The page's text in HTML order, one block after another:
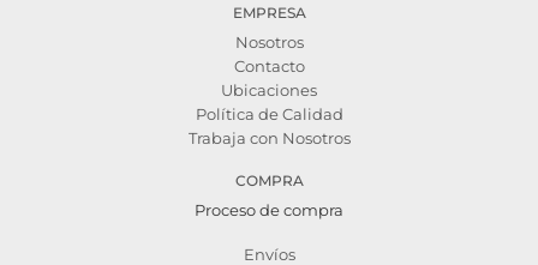
EMPRESA
Nosotros
Contacto
Ubicaciones
Política de Calidad
Trabaja con Nosotros
COMPRA
Proceso de compra
Envíos